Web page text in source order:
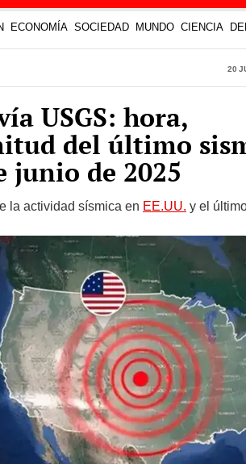
ECONOMÍA SOCIEDAD MUNDO CIENCIA
20
USGS: hora,
del último
junio de 2025
la actividad sísmica en EE.UU. y el